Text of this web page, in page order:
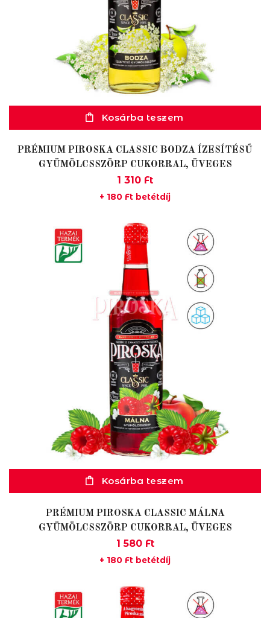
Kosárba teszem
PRÉMIUM PIROSKA CLASSIC BODZA ÍZESÍTÉSŰ
GYÜMÖLCSSZÖRP CUKORRAL, ÜVEGES
1 310 Ft
+ 180 Ft betétdíj
Kosárba teszem
PRÉMIUM PIROSKA CLASSIC MÁLNA
GYÜMÖLCSSZÖRP CUKORRAL, ÜVEGES
1 580 Ft
+ 180 Ft betétdíj